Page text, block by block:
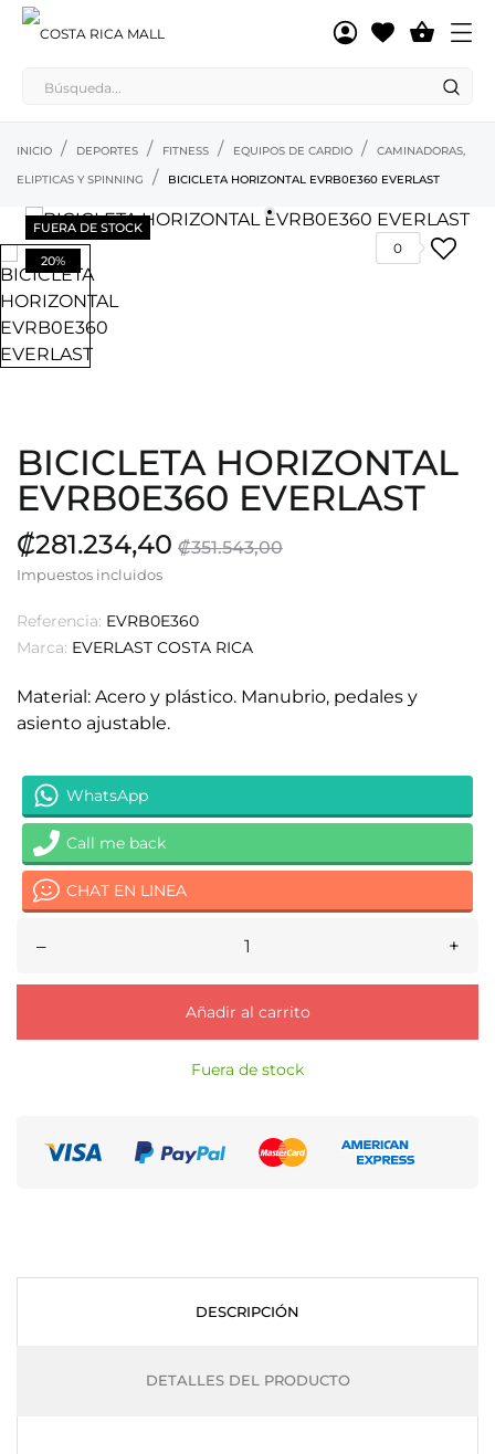

INICIO DEPORTES FITNESS EQUIPOS DE CARDIO
CAMINADORAS,
ELIPTICAS Y SPINNING
BICICLETA HORIZONTAL EVRB0E360 EVERLAST
FUERA DE STOCK
20%
0
BICICLETA HORIZONTAL
EVRB0E360 EVERLAST
₡281.234,40 ₡351.543,00
Impuestos incluidos
Referencia: EVRB0E360
Marca: EVERLAST COSTA RICA
Material: Acero y plástico. Manubrio, pedales y
asiento ajustable.
WhatsApp
Call me back
CHAT EN LINEA
– +
Añadir al carrito
Fuera de stock
DESCRIPCIÓN
DETALLES DEL PRODUCTO